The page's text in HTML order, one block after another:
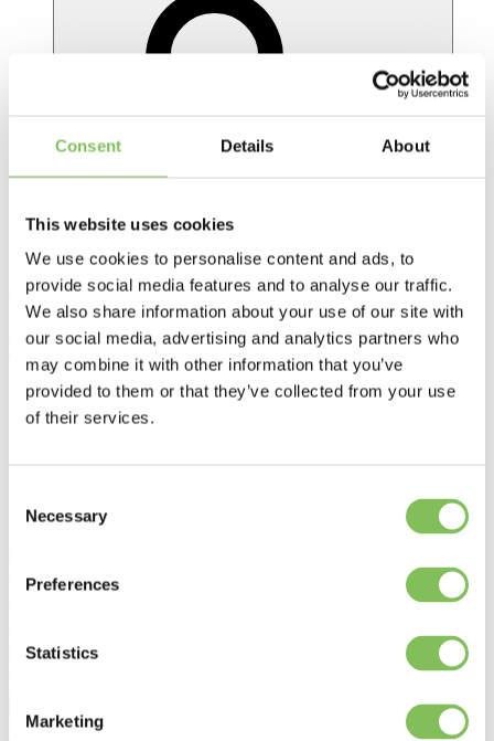
Consent Details About
This website uses cookies
We use cookies to personalise content and ads, to
provide social media features and to analyse our traffic.
We also share information about your use of our site with
our social media, advertising and analytics partners who
may combine it with other information that you’ve
provided to them or that they’ve collected from your use
of their services.
Selection
Necessary
Preferences
Statistics
Marketing
Zoeken
Contact>
Van Werven Plastic Recycling
Biddingringweg 23
8256 PB Biddinghuizen
Tel.:+31 321 - 33 05 08
E-mail:
We komen graag met u in contact. Om samen te werken aan meer
circulariteit, om samen te werken aan echte oplossingen. U kunt ook
onze vestigingen
Achternaam*